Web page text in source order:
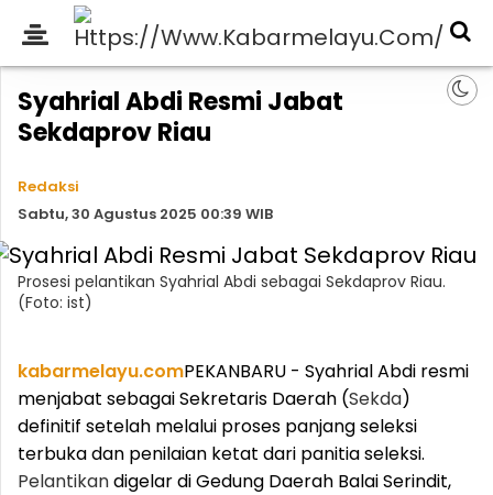
Syahrial Abdi Resmi Jabat
Sekdaprov Riau
Redaksi
Sabtu, 30 Agustus 2025 00:39 WIB
Prosesi pelantikan Syahrial Abdi sebagai Sekdaprov Riau.
(Foto: ist)
kabarmelayu.comPEKANBARU - Syahrial Abdi resmi
menjabat sebagai Sekretaris Daerah (Sekda)
definitif setelah melalui proses panjang seleksi
terbuka dan penilaian ketat dari panitia seleksi.
Pelantikandigelar di Gedung Daerah Balai Serindit,